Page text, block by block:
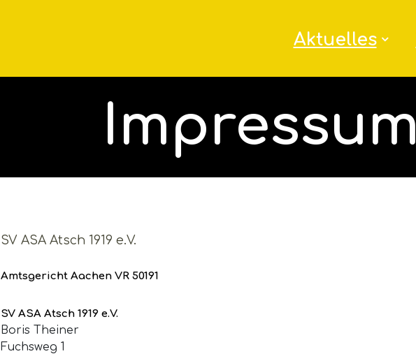
Aktuelles
Impressum
SV ASA Atsch 1919 e.V.
Amtsgericht Aachen VR 50191
SV ASA Atsch 1919 e.V.
Boris Theiner
Fuchsweg 1